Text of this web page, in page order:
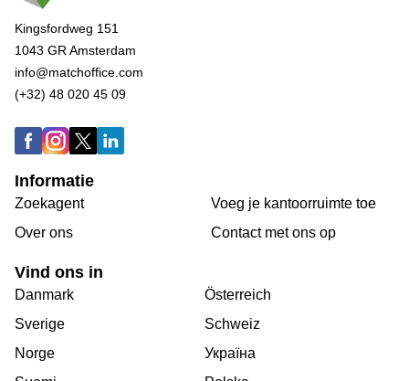
Kingsfordweg 151
1043 GR Amsterdam
info@matchoffice.com
(+32) 48 020 45 09
Informatie
Zoekagent
Over ons
Voeg je kantoorruimte toe
Сontact met ons op
Vind ons in
Danmark
Sverige
Norge
Österreich
Schweiz
Україна